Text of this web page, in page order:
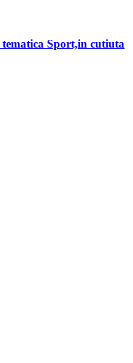
Sport,in cutiuta